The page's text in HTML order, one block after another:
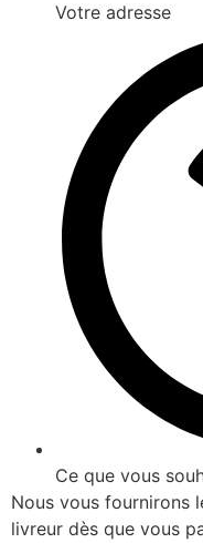
Votre adresse
Ce que vous
Nous vous fournirons
livreur dès que vous